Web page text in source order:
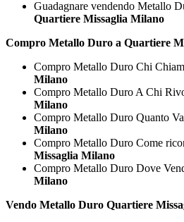
Guadagnare vendendo Metallo
Quartiere Missaglia Milano
Compro Metallo Duro a Quartiere
Compro Metallo Duro Chi
Milano
Compro Metallo Duro A Chi
Milano
Compro Metallo Duro Quanto
Milano
Compro Metallo Duro Come
Missaglia Milano
Compro Metallo Duro Dove
Milano
Vendo Metallo Duro Quartiere